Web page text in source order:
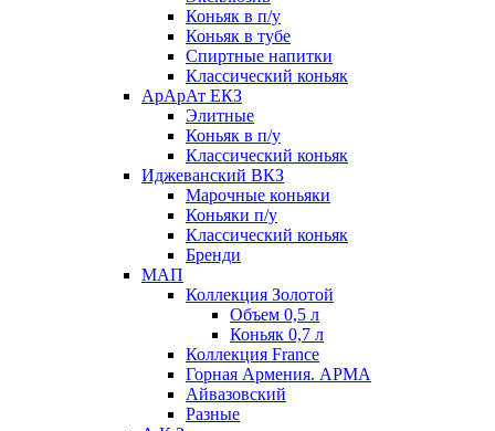
Коньяк в п/у
Коньяк в тубе
Спиртные напитки
Классический коньяк
АрАрАт ЕКЗ
Элитные
Коньяк в п/у
Классический коньяк
Иджеванский ВКЗ
Марочные коньяки
Коньяки п/у
Классический коньяк
Бренди
МАП
Коллекция Золотой
Объем 0,5 л
Коньяк 0,7 л
Коллекция France
Горная Армения. АРМА
Айвазовский
Разные